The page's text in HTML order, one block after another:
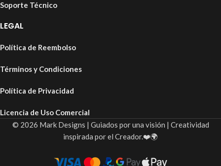
Soporte Técnico
LEGAL
Política de Reembolso
Términos y Condiciones
Política de Privacidad
Licencia de Uso Comercial
© 2026 Mark Designs | Guiados por una visión | Creatividad
inspirada por el Creador.❤️🌍